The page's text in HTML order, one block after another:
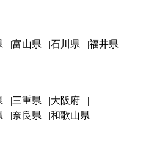
富山県 石川県 福井県
三重県
大阪府
奈良県 和歌山県